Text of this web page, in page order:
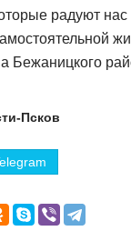
радуют
Бежаницкого
Псков